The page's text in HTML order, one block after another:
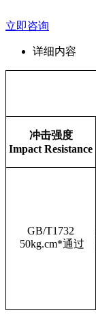
立即咨询
详细内容
冲击强度
Impact Resistance
GB/T1732
50kg.cm*通过